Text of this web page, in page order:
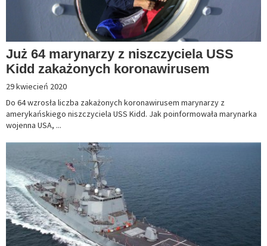
Już 64 marynarzy z niszczyciela USS
Kidd zakażonych koronawirusem
29 kwiecień 2020
Do 64 wzrosła liczba zakażonych koronawirusem marynarzy z
amerykańskiego niszczyciela USS Kidd. Jak poinformowała marynarka
wojenna USA, ...